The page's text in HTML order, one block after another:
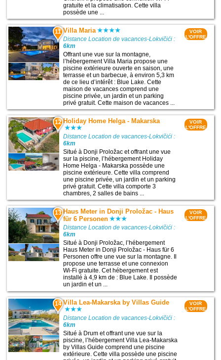
gratuite et la climatisation. Cette villa
possède une ...
11 Villa Maria
Distance Location de vacances-Lokvičići :
6km
Offrant une vue sur la montagne,
l’hébergement Villa Maria propose une
piscine extérieure ouverte en saison, une
terrasse et un barbecue, à environ 5,3 km
de ce lieu d’intérêt : Blue Lake. Cette
maison de vacances comprend une
piscine privée, un jardin et un parking
privé gratuit. Cette maison de vacances ...
VOIR
L'OFFRE
12 Holiday Home Helga - Makarska
Distance Location de vacances-Lokvičići :
6km
Situé à Donji Proložac et offrant une vue
sur la piscine, l’hébergement Holiday
Home Helga - Makarska possède une
piscine extérieure. Cette villa comprend
une piscine privée, un jardin et un parking
privé gratuit. Cette villa comporte 3
chambres, 2 salles de bains ...
VOIR
L'OFFRE
13 Haus Meter in Donji Proložac - Haus
für 6 Personen
Distance Location de vacances-Lokvičići :
6km
Situé à Donji Proložac, l’hébergement
Haus Meter in Donji Proložac - Haus für 6
Personen offre une vue sur la montagne. Il
propose une terrasse et une connexion
Wi-Fi gratuite. Cet hébergement est
installé à 4,9 km de : Blue Lake. Il possède
un jardin et un ...
VOIR
L'OFFRE
14 Villa Lea-Makarska by Villas Guide
Distance Location de vacances-Lokvičići :
6km
Situé à Drum et offrant une vue sur la
piscine, l’hébergement Villa Lea-Makarska
by Villas Guide comprend une piscine
extérieure. Cette villa possède une piscine
VOIR
L'OFFRE